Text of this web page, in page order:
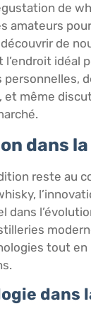
de
amateurs
de
l’endroit idéal
personnelles,
et même
dans
reste au
dans
tout
dans